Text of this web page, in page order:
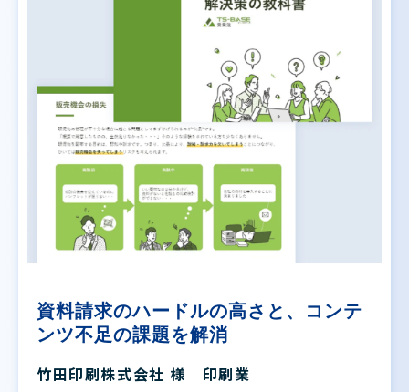
資料請求のハードルの高さと、コンテ
ンツ不足の課題を解消
竹田印刷株式会社 様｜印刷業